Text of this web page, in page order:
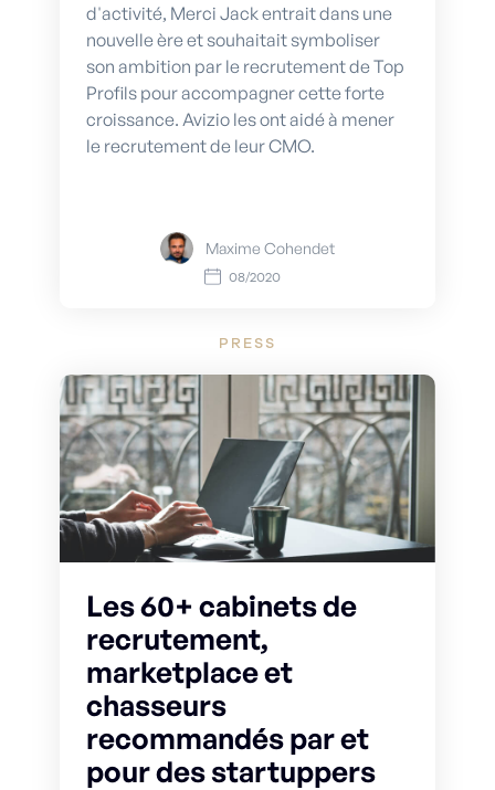
d'activité, Merci Jack entrait dans une
nouvelle ère et souhaitait symboliser
son ambition par le recrutement de Top
Profils pour accompagner cette forte
croissance. Avizio les ont aidé à mener
le recrutement de leur CMO.
Maxime Cohendet
08/2020
PRESS
Les 60+ cabinets de
recrutement,
marketplace et
chasseurs
recommandés par et
pour des startuppers